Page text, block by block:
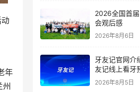
年
2026全国首
会观后感
2026年8月6日
牙友记官网介
友记线上看牙
干什么的？靠
2026年8月5日